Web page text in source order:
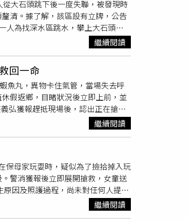
大石頭跳下後一度失聯，被發現時
清。據了解，該區設有立牌，公告
人為找深水區跳水，攀上大石頭跳
跡象，救護人員緊急施以CPR救
繼續閱讀
回一命
魚丸，異物卡住氣管，當場失去呼
假返鄉，目睹狀況後立即上前，並
弘獲報趕抵現場後，認出正在搶救
搶救。據了解，莊、黃兩人過去在
女送醫後恢復心跳，醫師進一步檢
情況施行急救。
繼續閱讀
保母家玩耍時，疑似為了撿拾掉入玩
警消獲報後立即展開搶救，女童送
因及照護過程，尚未對任何人提出
續調查事故原因。（圖／翻攝自
時許，地點位於美國佛羅里達州博
繼續閱讀